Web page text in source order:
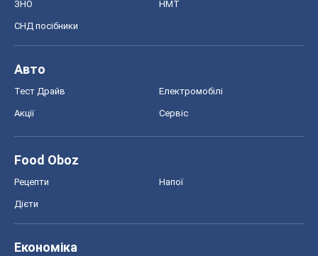
ЗНО НМТ
СНД посібники
Авто
Тест Драйв Електромобілі
Акції Сервіс
Food Oboz
Рецепти Напої
Дієти
Економіка